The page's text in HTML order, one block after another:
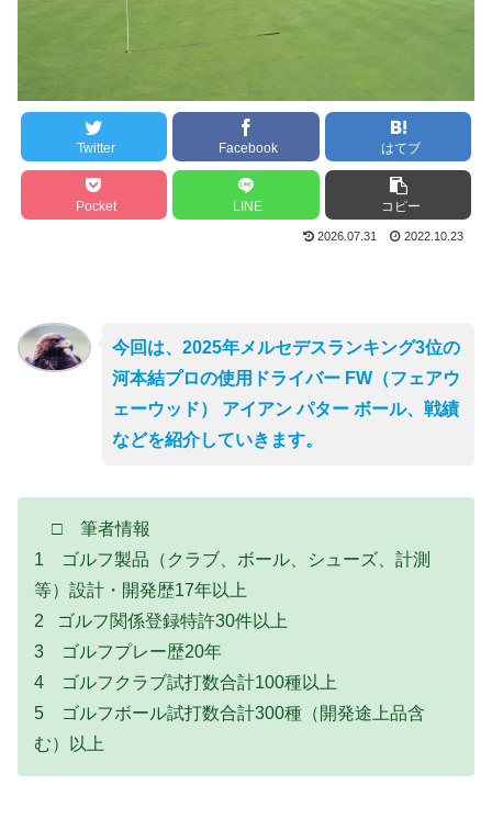
Twitter Facebook はてブ
Pocket LINE コピー
2026.07.31 2022.10.23
今回は、2025年メルセデスランキング3位の
河本結プロの使用ドライバー FW（フェアウ
ェーウッド） アイアン パター ボール、戦績
などを紹介していきます。
□ 筆者情報
1 ゴルフ製品（クラブ、ボール、シューズ、計測
等）設計・開発歴17年以上
2 ゴルフ関係登録特許30件以上
3 ゴルフプレー歴20年
4 ゴルフクラブ試打数合計100種以上
5 ゴルフボール試打数合計300種（開発途上品含
む）以上